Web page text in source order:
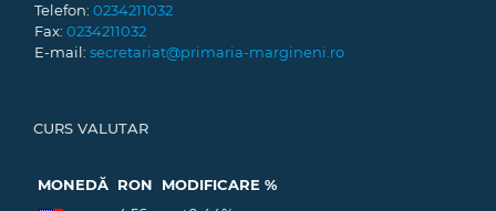
Telefon: 0234211032
Fax: 0234211032
E-mail: secretariat@primaria-margineni.ro
CURS VALUTAR
MONEDĂ RON
MODIFICARE %